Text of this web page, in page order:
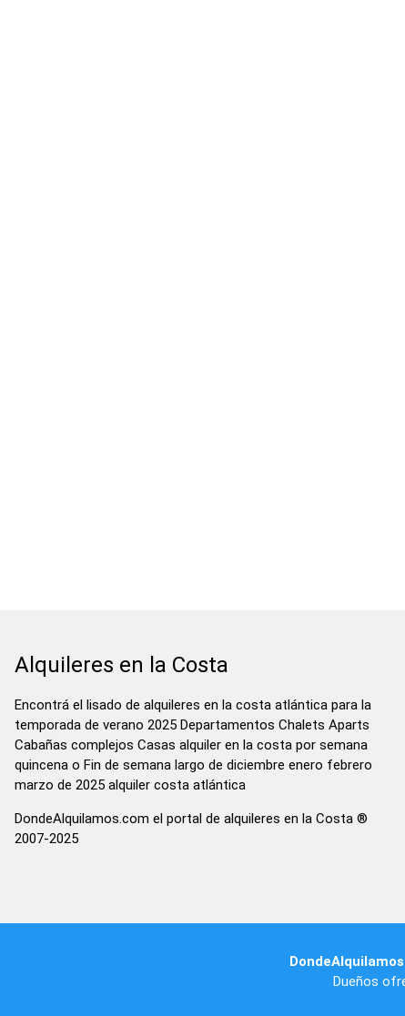
Alquileres en la Costa
Encontrá el lisado de alquileres en la costa atlántica para la
temporada de verano 2025 Departamentos Chalets Aparts
Cabañas complejos Casas alquiler en la costa por semana
quincena o Fin de semana largo de diciembre enero febrero
marzo de 2025 alquiler costa atlántica
DondeAlquilamos.com el portal de alquileres en la Costa ®
2007-2025
DondeAlquilamos
Dueños